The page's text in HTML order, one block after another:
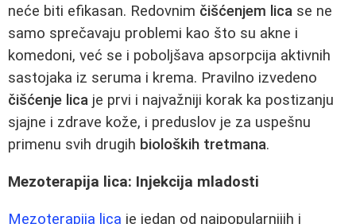
neće biti efikasan. Redovnim čišćenjem lica se ne
samo sprečavaju problemi kao što su akne i
komedoni, već se i poboljšava apsorpcija aktivnih
sastojaka iz seruma i krema. Pravilno izvedeno
čišćenje lica je prvi i najvažniji korak ka postizanju
sjajne i zdrave kože, i preduslov je za uspešnu
primenu svih drugih bioloških tretmana.
Mezoterapija lica: Injekcija mladosti
Mezoterapija lica je jedan od najpopularnijih i